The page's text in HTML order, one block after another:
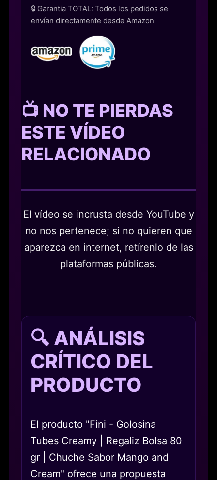
🔒 Garantia TOTAL: Todos los pedidos se
envían directamente desde Amazon.
📺 NO TE PIERDAS
ESTE VÍDEO
RELACIONADO
El vídeo se incrusta desde YouTube y
no nos pertenece; si no quieren que
aparezca en internet, retírenlo de las
plataformas públicas.
🔍 ANÁLISIS
CRÍTICO DEL
PRODUCTO
El producto "Fini - Golosina
Tubes Creamy | Regaliz Bolsa 80
gr | Chuche Sabor Mango and
Cream" ofrece una propuesta